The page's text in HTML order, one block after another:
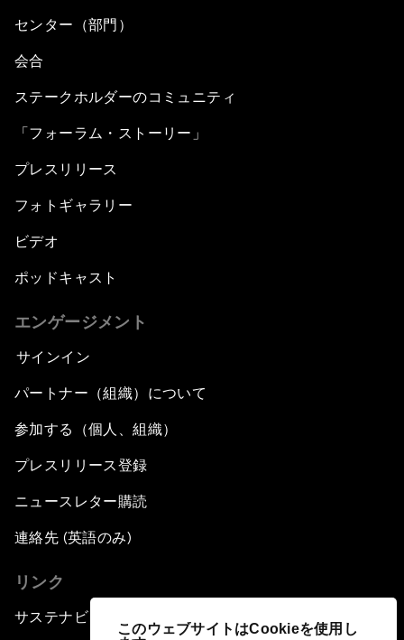
このウェブサイトはCookieを使用し
センター（部門）
会合
ステークホルダーのコミュニティ
「フォーラム・ストーリー」
プレスリリース
フォトギャラリー
ビデオ
ポッドキャスト
エンゲージメント
サインイン
パートナー（組織）について
参加する（個人、組織）
プレスリリース登録
ニュースレター購読
連絡先 (英語のみ)
リンク
サステナビリティへの取り組み